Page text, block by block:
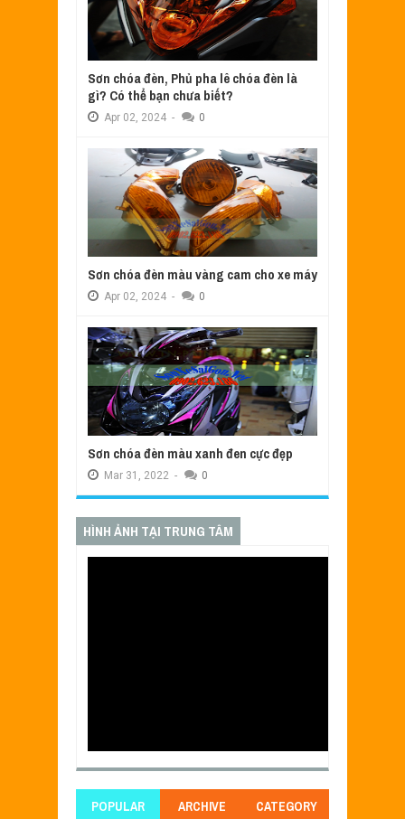
Sơn chóa đèn, Phủ pha lê chóa đèn là
gì? Có thể bạn chưa biết?
Apr 02, 2024 - 0
Sơn chóa đèn màu vàng cam cho xe máy
Apr 02, 2024 - 0
Sơn chóa đèn màu xanh đen cực đẹp
Mar 31, 2022 - 0
HÌNH ẢNH TẠI TRUNG TÂM
POPULAR ARCHIVE CATEGORY